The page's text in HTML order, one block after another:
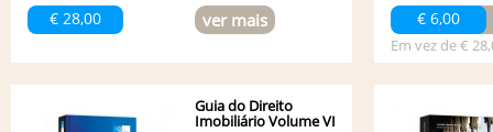
€ 28,00 ver mais € 6,00
Em vez de €
Guia do Direito
Imobiliário Volume VI